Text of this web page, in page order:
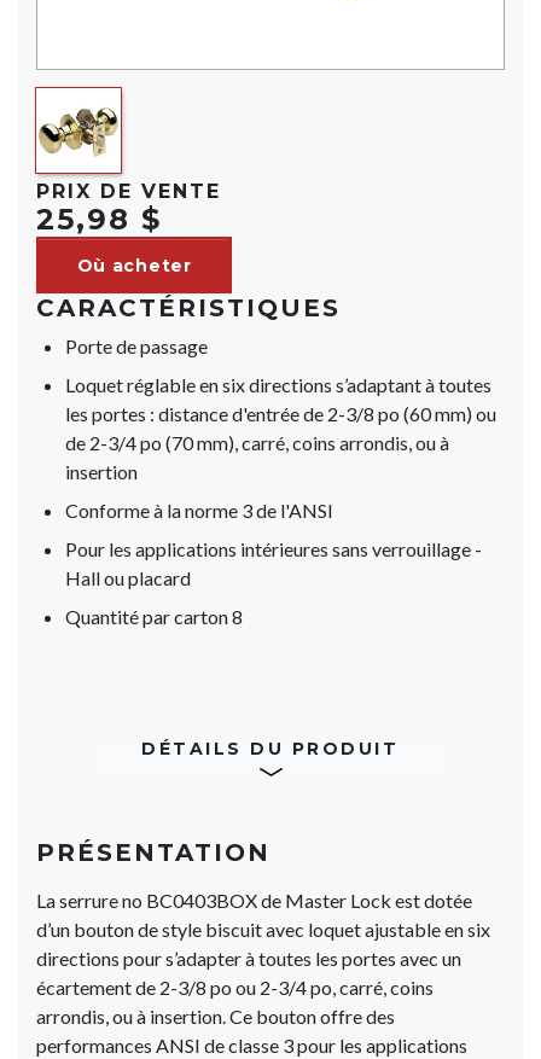
PRIX DE VENTE
25,98 $
Où acheter
CARACTÉRISTIQUES
Porte de passage
Loquet réglable en six directions s’adaptant à toutes
les portes : distance d'entrée de 2-3/8 po (60 mm) ou
de 2-3/4 po (70 mm), carré, coins arrondis, ou à
insertion
Conforme à la norme 3 de l'ANSI
Pour les applications intérieures sans verrouillage -
Hall ou placard
Quantité par carton 8
DÉTAILS DU PRODUIT
PRÉSENTATION
La serrure no BC0403BOX de Master Lock est dotée
d’un bouton de style biscuit avec loquet ajustable en six
directions pour s’adapter à toutes les portes avec un
écartement de 2-3/8 po ou 2-3/4 po, carré, coins
arrondis, ou à insertion. Ce bouton offre des
performances ANSI de classe 3 pour les applications